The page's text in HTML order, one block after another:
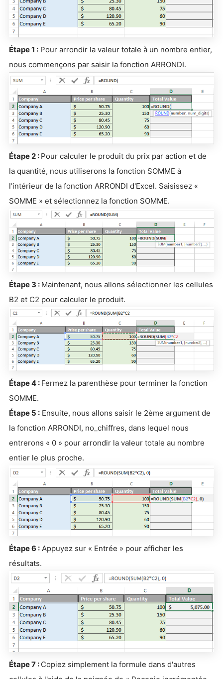
Étape 1 : Pour arrondir la valeur totale à un nombre entier,
nous commençons par saisir la fonction ARRONDI.
Étape 2 : Pour calculer le produit du prix par action et de
la quantité, nous utiliserons la fonction SOMME à
l'intérieur de la fonction ARRONDI d'Excel. Saisissez «
SOMME » et sélectionnez la fonction SOMME.
Étape 3 : Maintenant, nous allons sélectionner les cellules
B2 et C2 pour calculer le produit.
Étape 4 : Fermez la parenthèse pour terminer la fonction
SOMME.
Étape 5 : Ensuite, nous allons saisir le 2ème argument de
la fonction ARRONDI, no_chiffres, dans lequel nous
entrerons « 0 » pour arrondir la valeur totale au nombre
entier le plus proche.
Étape 6 : Appuyez sur « Entrée » pour afficher les
résultats.
Étape 7 : Copiez simplement la formule dans d'autres